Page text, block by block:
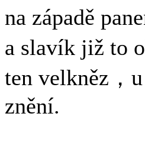
na západě
a slavík již to
ten velkněz，
znění.